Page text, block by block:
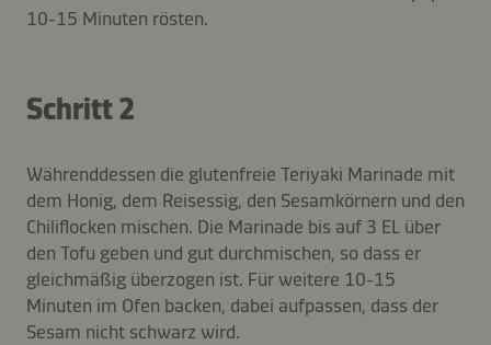
10-15 Minuten rösten.
Schritt 2
Währenddessen die glutenfreie Teriyaki Marinade mit
dem Honig, dem Reisessig, den Sesamkörnern und den
Chiliflocken mischen. Die Marinade bis auf 3 EL über
den Tofu geben und gut durchmischen, so dass er
gleichmäßig überzogen ist. Für weitere 10-15
Minuten im Ofen backen, dabei aufpassen, dass der
Sesam nicht schwarz wird.